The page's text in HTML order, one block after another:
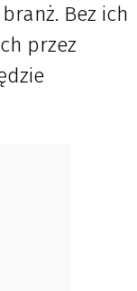
Bez ich
przez